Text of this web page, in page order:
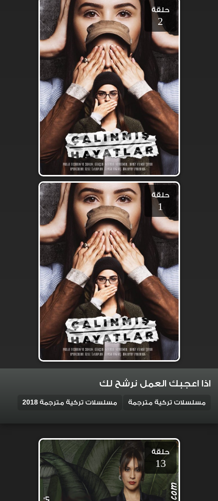
حلقة
2
حلقة
1
اذا اعجبك العمل نرشح لك
مسلسلات تركية مترجمة مسلسلات تركية مترجمة 2018
حلقة
13